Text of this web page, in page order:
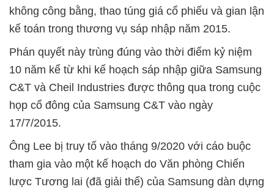
không công bằng, thao túng giá cổ phiếu và gian lận
kế toán trong thương vụ sáp nhập năm 2015.
Phán quyết này trùng đúng vào thời điểm kỷ niệm
10 năm kể từ khi kế hoạch sáp nhập giữa Samsung
C&T và Cheil Industries được thông qua trong cuộc
họp cổ đông của Samsung C&T vào ngày
17/7/2015.
Ông Lee bị truy tố vào tháng 9/2020 với cáo buộc
tham gia vào một kế hoạch do Văn phòng Chiến
lược Tương lai (đã giải thể) của Samsung dàn dựng